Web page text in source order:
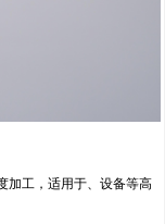
加工，适用于、设备等高